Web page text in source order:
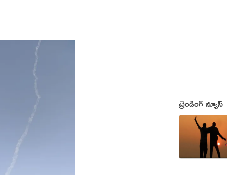
ట్రెండింగ్ న్యూస్